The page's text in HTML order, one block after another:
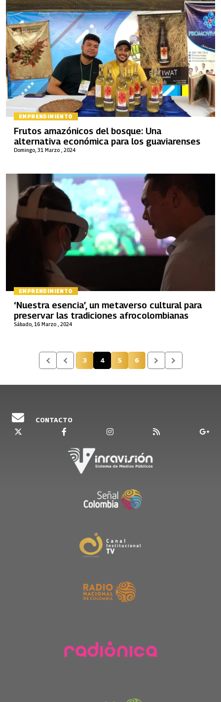
EMPRENDIMIENTO
Domingo, 31 Marzo , 2024
Frutos amazónicos del bosque: Una
alternativa económica para los guaviarenses
EMPRENDIMIENTO
Sábado, 16 Marzo , 2024
‘Nuestra esencia’, un metaverso cultural para
preservar las tradiciones afrocolombianas
Página
3 Página actual
4 Página
5 Página
6
CONTACTO